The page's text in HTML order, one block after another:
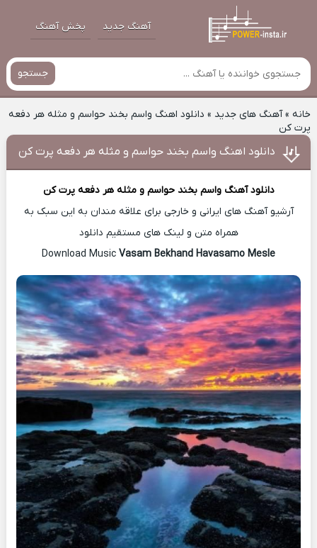
آهنگ جدید پخش آهنگ
جستجو
خانه»آهنگ های جدید » دانلود اهنگ واسم بخند حواسم و مثله هر دفعه
پرت کن
دانلود اهنگ واسم بخند حواسم و مثله هر دفعه پرت کن
دانلود آهنگ واسم بخند حواسم و مثله هر دفعه پرت کن
آرشیو آهنگ های ایرانی و خارجی برای علاقه مندان به این سبک به
همراه متن و لینک های مستقیم دانلود
Download Music
Vasam Bekhand Havasamo Mesle